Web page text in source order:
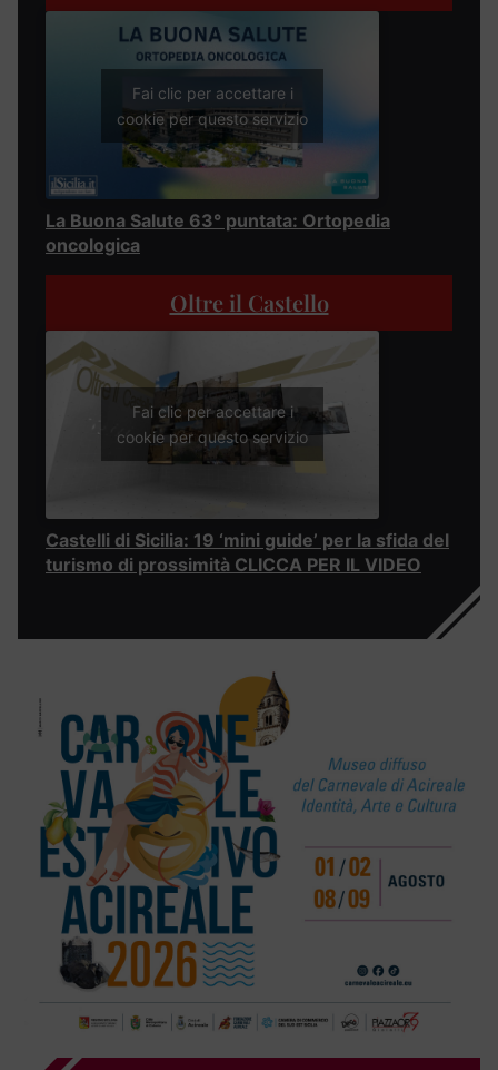
Fai clic per accettare i
cookie per questo servizio
La Buona Salute 63° puntata: Ortopedia
oncologica
Oltre il Castello
Fai clic per accettare i
cookie per questo servizio
Castelli di Sicilia: 19 ‘mini guide’ per la sfida del
turismo di prossimità CLICCA PER IL VIDEO